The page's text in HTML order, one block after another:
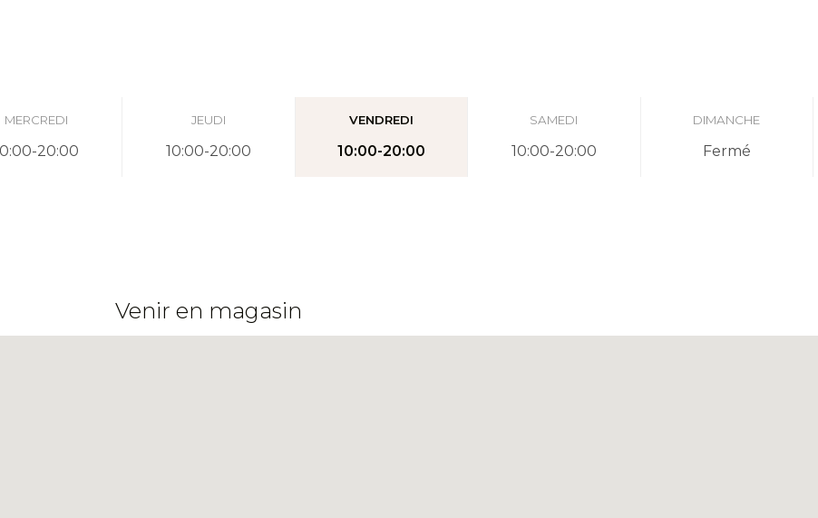
MERCREDI
20:00
JEUDI
10:00-20:00
VENDREDI
10:00-20:00
SAMEDI
10:00-20:00
DIMANCHE
Fermé
Venir en magasin